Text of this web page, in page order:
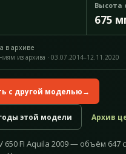
Высота
675
в архиве
из архива · 03.07.2014–12.11.2020
с другой моделью→
этой модели Архив
650 FI Aquila 2009 — объём 647